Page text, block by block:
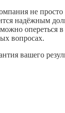
не просто
надёжным
опереться
вопросах.
вашего